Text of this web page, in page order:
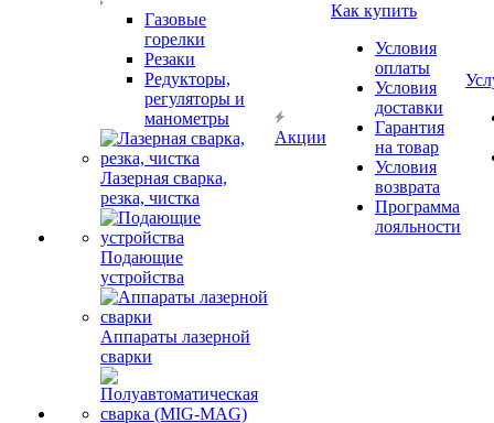
Газовые
горелки
Резаки
Редукторы,
регуляторы и
манометры
Лазерная сварка,
резка, чистка
Подающие
устройства
Аппараты лазерной
сварки
Акции
Как купить
Условия
оплаты
Условия
доставки
Гарантия
на товар
Условия
возврата
Программа
лояльности